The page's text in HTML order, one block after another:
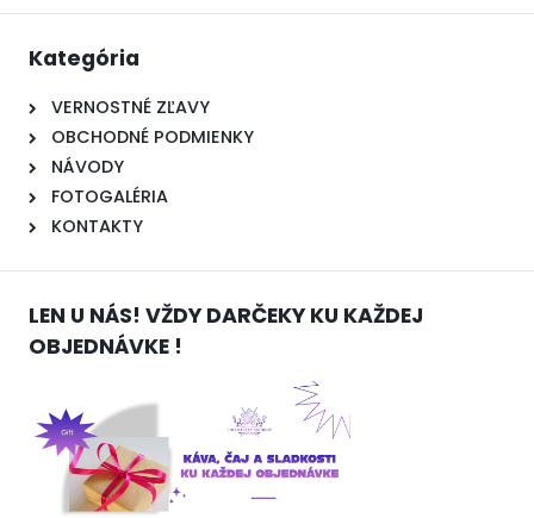
Kategória
VERNOSTNÉ ZĽAVY
OBCHODNÉ PODMIENKY
NÁVODY
FOTOGALÉRIA
KONTAKTY
LEN U NÁS! VŽDY DARČEKY KU KAŽDEJ
OBJEDNÁVKE !